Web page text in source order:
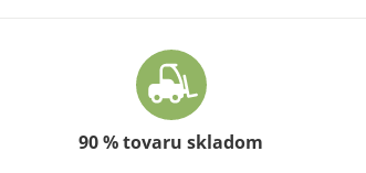
90 % tovaru skladom